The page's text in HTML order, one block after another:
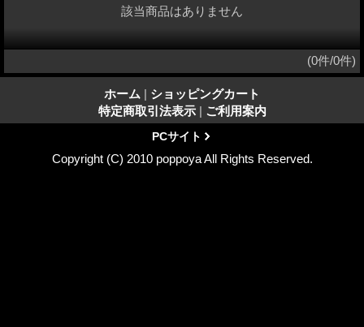
該当商品はありません
(0件/0件)
ホーム | ショッピングカート
特定商取引法表示 | ご利用案内
PCサイト
Copyright (C) 2010 poppoya All Rights Reserved.